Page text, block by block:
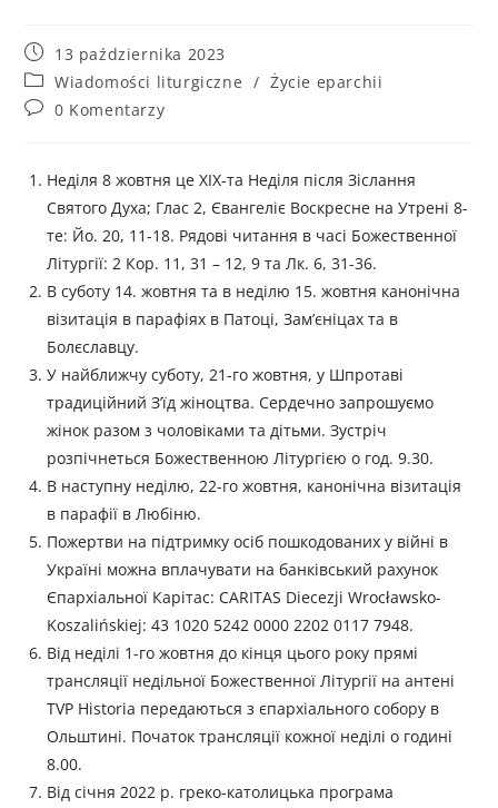
13 października 2023
Wiadomości liturgiczne / Życie eparchii
0 Komentarzy
Неділя 8 жовтня це ХІХ-та Неділя після Зіслання
Святого Духа; Глас 2, Євангеліє Воскресне на Утрені 8-
те: Йо. 20, 11-18. Рядові читання в часі Божественної
Літургії: 2 Кор. 11, 31 – 12, 9 та Лк. 6, 31-36.
В суботу 14. жовтня та в неділю 15. жовтня канонічна
візитація в парафіях в Патоці, Зам’єніцах та в
Болєславцу.
У найближчу суботу, 21-го жовтня, у Шпротаві
традиційний З’їд жіноцтва. Сердечно запрошуємо
жінок разом з чоловіками та дітьми. Зустріч
розпічнеться Божественною Літургією о год. 9.30.
В наступну неділю, 22-го жовтня, канонічна візитація
в парафії в Любіню.
Пожертви на підтримку осіб пошкодованих у війні в
Україні можна вплачувати на банківський рахунок
Єпархіальної Карітас: CARITAS Diecezji Wrocławsko-
Koszalińskiej: 43 1020 5242 0000 2202 0117 7948.
Від неділі 1-го жовтня до кінця цього року прямі
трансляції недільної Божественної Літургії на антені
TVP Historia передаються з єпархіального собору в
Ольштині. Початок трансляції кожної неділі о годині
8.00.
Від січня 2022 р. греко-католицька програма